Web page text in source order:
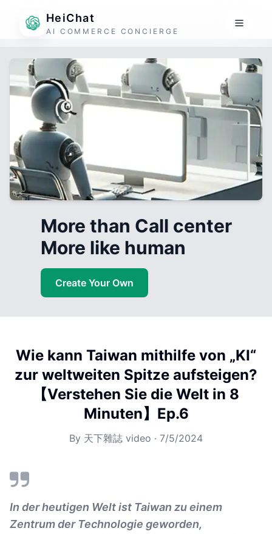
HeiChat
AI COMMERCE CONCIERGE
More than Call center
More like human
Create Your Own
Wie kann Taiwan mithilfe von „KI“
zur weltweiten Spitze aufsteigen?
【Verstehen Sie die Welt in 8
Minuten】Ep.6
By 天下雜誌 video · 7/5/2024
In der heutigen Welt ist Taiwan zu einem
Zentrum der Technologie geworden,